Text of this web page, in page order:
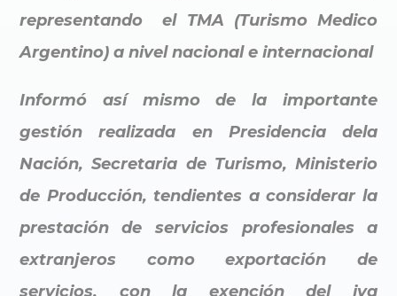
representando el TMA (Turismo Medico
Argentino) a nivel nacional e internacional
Informó así mismo de la importante
gestión realizada en Presidencia dela
Nación, Secretaria de Turismo, Ministerio
de Producción, tendientes a considerar la
prestación de servicios profesionales a
extranjeros como exportación de
servicios, con la exención del iva